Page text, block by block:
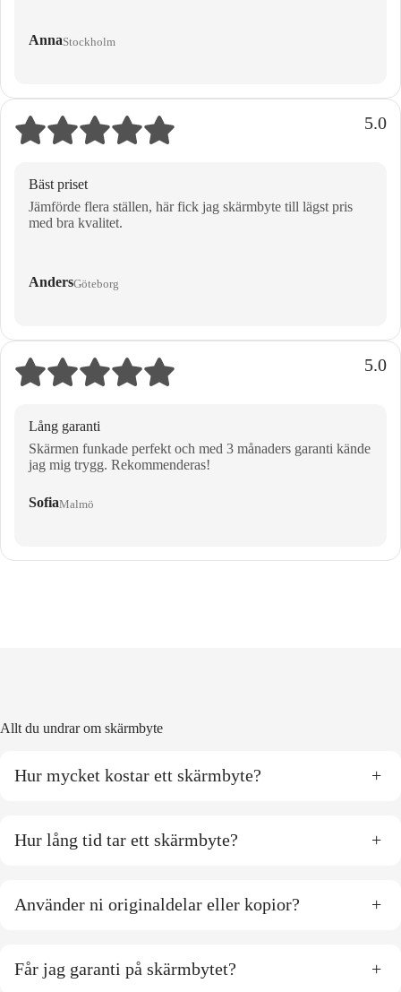
AnnaStockholm
5.0
Bäst priset
Jämförde flera ställen, här fick jag skärmbyte till lägst pris
med bra kvalitet.
AndersGöteborg
5.0
Lång garanti
Skärmen funkade perfekt och med 3 månaders garanti kände
jag mig trygg. Rekommenderas!
SofiaMalmö
Allt du undrar om skärmbyte
Hur mycket kostar ett skärmbyte? +
Hur lång tid tar ett skärmbyte? +
Använder ni originaldelar eller kopior? +
Får jag garanti på skärmbytet? +